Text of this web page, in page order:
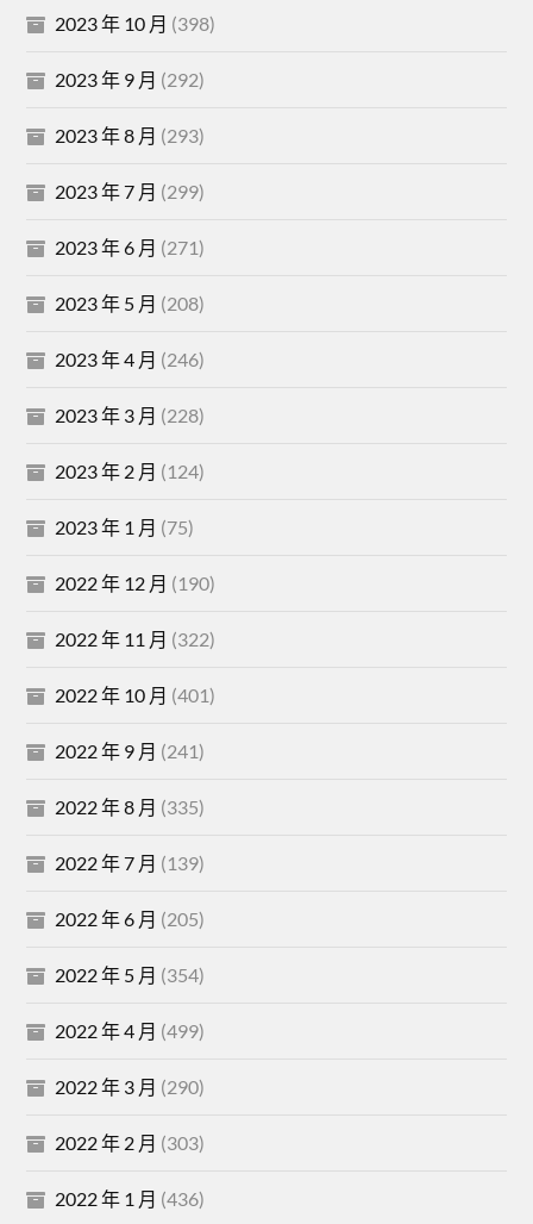
2023 年 10 月 (398)
2023 年 9 月 (292)
2023 年 8 月 (293)
2023 年 7 月 (299)
2023 年 6 月 (271)
2023 年 5 月 (208)
2023 年 4 月 (246)
2023 年 3 月 (228)
2023 年 2 月 (124)
2023 年 1 月 (75)
2022 年 12 月 (190)
2022 年 11 月 (322)
2022 年 10 月 (401)
2022 年 9 月 (241)
2022 年 8 月 (335)
2022 年 7 月 (139)
2022 年 6 月 (205)
2022 年 5 月 (354)
2022 年 4 月 (499)
2022 年 3 月 (290)
2022 年 2 月 (303)
2022 年 1 月 (436)